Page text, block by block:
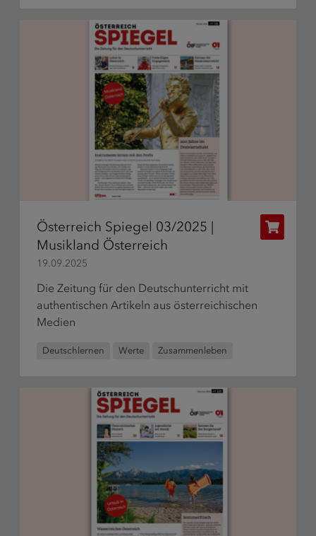
Österreich Spiegel 03/2025 |
Musikland Österreich
19.09.2025
Die Zeitung für den Deutschunterricht mit
authentischen Artikeln aus österreichischen
Medien
Deutschlernen Werte Zusammenleben